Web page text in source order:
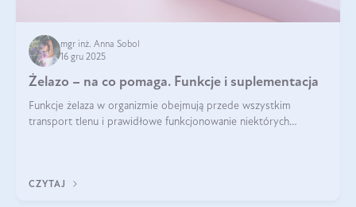
mgr inż. Anna Sobol
16 gru 2025
Żelazo – na co pomaga. Funkcje i suplementacja
Funkcje żelaza w organizmie obejmują przede wszystkim
transport tlenu i prawidłowe funkcjonowanie niektórych
CZYTAJ